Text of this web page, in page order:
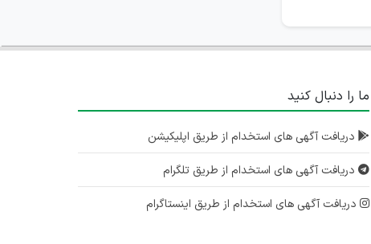
ما را دنبال کنید
دریافت آگهی های استخدام از طریق اپلیکیشن
دریافت آگهی های استخدام از طریق تلگرام
دریافت آگهی های استخدام از طریق اینستاگرام